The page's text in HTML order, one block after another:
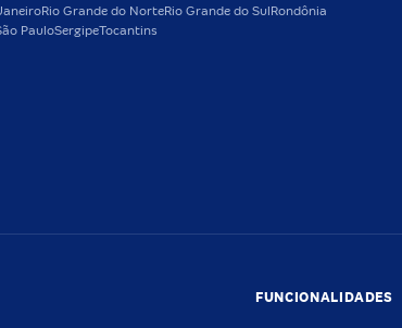
Rio Grande do NorteRio Grande do SulRondônia
PauloSergipeTocantins
FUNCIONALIDADES